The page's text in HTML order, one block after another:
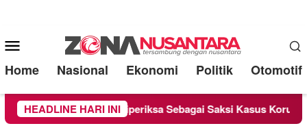
Mobile
Menu
Home Nasional Ekonomi Politik Otomotif
HEADLINE HARI INI
Lounge Chandra Diperiksa Sebagai Saksi Kasus Korupsi